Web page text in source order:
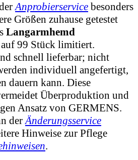
Anprobierservice besonders
Größen zuhause getestet
Langarmhemd
99 Stück limitiert.
schnell lieferbar; nicht
individuell angefertigt,
dauern kann. Diese
Überproduktion und
Ansatz von GERMENS.
derÄnderungsservice
Hinweise zur Pflege
.